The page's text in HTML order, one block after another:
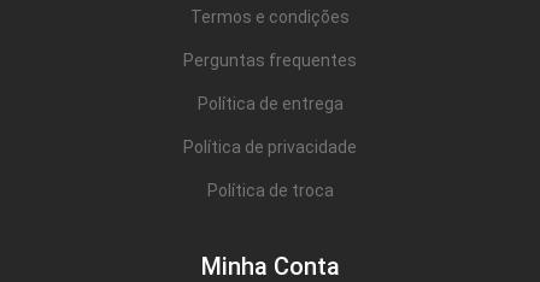
Termos e condições
Perguntas frequentes
Política de entrega
Política de privacidade
Política de troca
Minha Conta